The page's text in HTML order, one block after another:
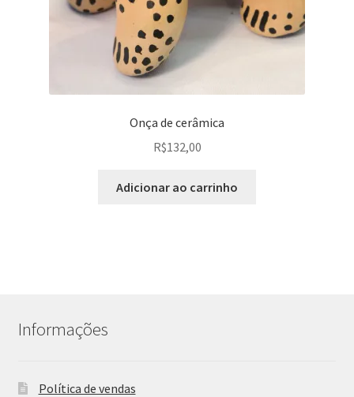
Onça de cerâmica
R$132,00
Adicionar ao carrinho
Informações
Política de vendas